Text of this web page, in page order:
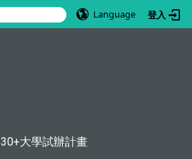
Language 登入
30+大學試辦計畫